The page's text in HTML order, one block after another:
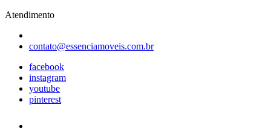
Atendimento
contato@essenciamoveis.com.br
facebook
instagram
youtube
pinterest